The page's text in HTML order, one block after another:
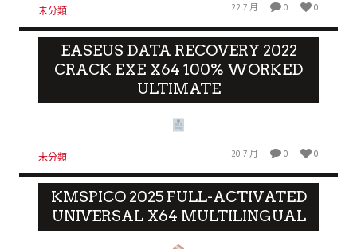
未分類 22 7 月 0 0
EASEUS DATA RECOVERY 2022
CRACK EXE X64 100% WORKED
ULTIMATE
未分類 20 7 月 0 0
KMSPICO 2025 FULL-ACTIVATED
UNIVERSAL X64 MULTILINGUAL